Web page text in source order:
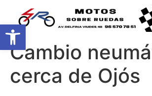
Abrir barra de herramientas
Cambio
cerca de Ojós